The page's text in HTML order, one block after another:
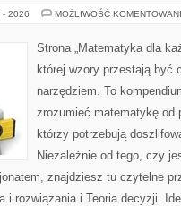
- 2026 MOŻLIWOŚĆ
Strona „Matematyka dla
której wzory przestają być
narzędziem. To
zrozumieć matematykę od
którzy potrzebują
Niezależnie od tego, czy
znajdziesz tu czytelne
i rozwiązania i Teoria decyzji.